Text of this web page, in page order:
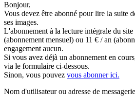
Bonjour,
Vous devez être abonné pour lire la suite
ses images.
L'abonnement à la lecture intégrale du
(abonnement mensuel) ou 11 € / an
engagement aucun.
Si vous avez déjà un abonnement en
via le formulaire ci-dessous.
Sinon, vous pouvez vous abonner ici.
Nom d'utilisateur ou adresse de